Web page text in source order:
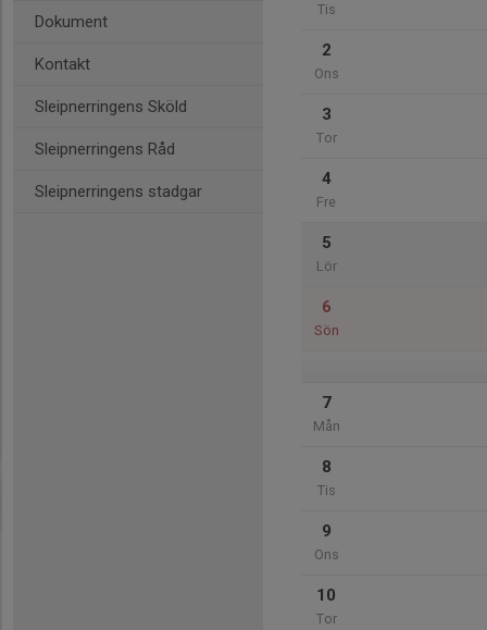
Dokument
Kontakt
Sleipnerringens Sköld
Sleipnerringens Råd
Sleipnerringens stadgar
Tis
2
Ons
3
Tor
4
Fre
5
Lör
6
Sön
7
Mån
8
Tis
9
Ons
10
Tor